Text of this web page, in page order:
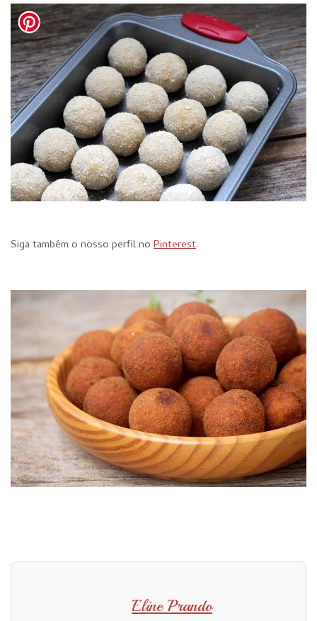
Siga também o nosso perfil no Pinterest.
Eline Prando